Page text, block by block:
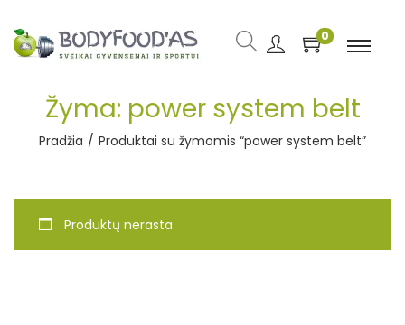
0
Žyma: power system belt
Pradžia / Produktai su žymomis “power system belt”
Produktų nerasta.